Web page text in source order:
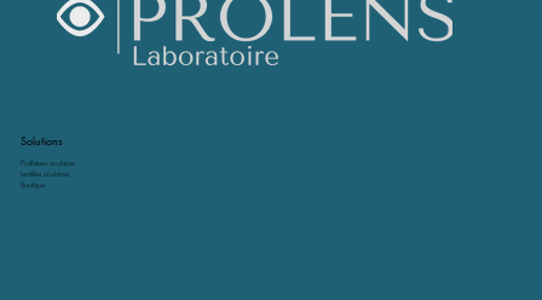
Solutions
Prothèses oculaires
Lentilles oculaires
Boutique